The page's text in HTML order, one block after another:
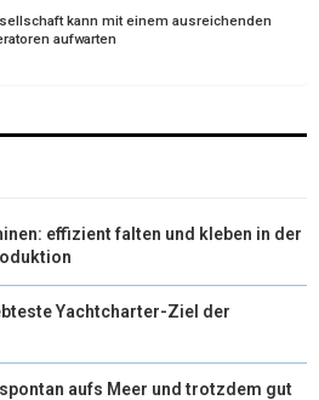
T
kann mit einem ausreichenden
aufwarten
effizient falten und kleben in der
Yachtcharter-Ziel der
aufs Meer und trotzdem gut